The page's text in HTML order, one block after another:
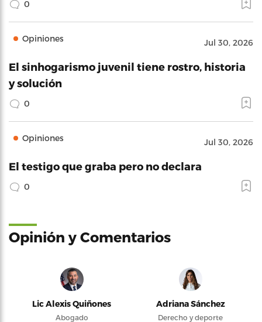
0
Opiniones Jul 30, 2026
El sinhogarismo juvenil tiene rostro, historia
y solución
0
Opiniones Jul 30, 2026
El testigo que graba pero no declara
0
Opinión y Comentarios
Lic Alexis Quiñones
Abogado
Adriana Sánchez
Derecho y deporte